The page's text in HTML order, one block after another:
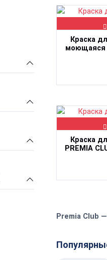
Краска
моющаяся
Краска
PREMIA
Premia Club